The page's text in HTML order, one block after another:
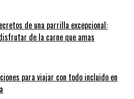
de una parrilla excepcional:
de la carne que amas
para viajar con todo incluido en